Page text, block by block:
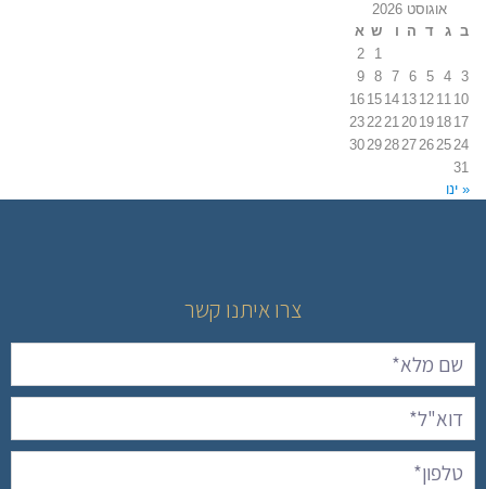
אוגוסט 2026
ב ג ד ה ו ש א
1
2
3
4
5
6
7
8
9
10
11
12
13
14
15
16
17
18
19
20
21
22
23
24
25
26
27
28
29
30
31
« ינו
צרו איתנו קשר